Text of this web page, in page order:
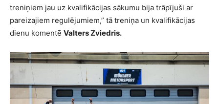
treniņiem jau uz kvalifikācijas sākumu bija trāpījuši ar
pareizajiem regulējumiem,” tā treniņa un kvalifikācijas
dienu komentē Valters Zviedris.